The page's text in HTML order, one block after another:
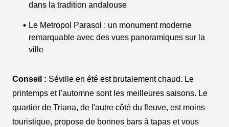
dans la tradition andalouse
Le Metropol Parasol : un monument moderne
remarquable avec des vues panoramiques sur la
ville
Conseil : Séville en été est brutalement chaud. Le
printemps et l'automne sont les meilleures saisons. Le
quartier de Triana, de l'autre côté du fleuve, est moins
touristique, propose de bonnes bars à tapas et vous